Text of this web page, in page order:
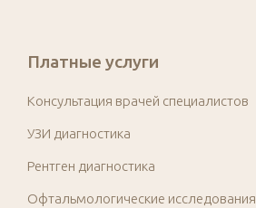
Платные услуги
Консультация врачей специалистов
УЗИ диагностика
Рентген диагностика
Офтальмологические исследования